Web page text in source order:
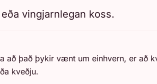
vingjarnlegan koss.
að það þykir vænt um einhvern, er að
kveðju.